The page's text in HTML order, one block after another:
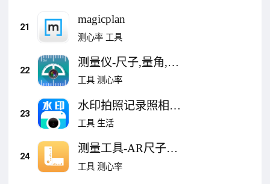
21
magicplan
测心率 工具
22
测量仪-尺子,量角,分
贝,指南针测距仪
工具 测心率
23
水印拍照记录照相机-
时间地点工作内容证
工具 生活
24
测量工具-AR尺子高
清镜子
工具 测心率